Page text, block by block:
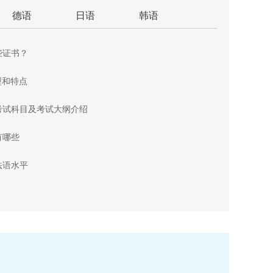
德语 日语 韩语
书？
特点
科目及考试大纲介绍
哪些
语水平